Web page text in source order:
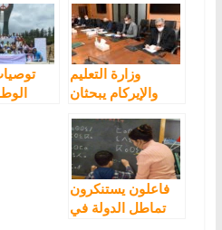
والتنمية لتدبيرها
“الكارثي” للملف
الأمازيغي
وزارة التعليم
والإيركام يبحثان
اللغة الأمازيغية
على الأسلاك
التعليمية الثلاثة
فاعلون يستنكرون
تماطل الدولة في